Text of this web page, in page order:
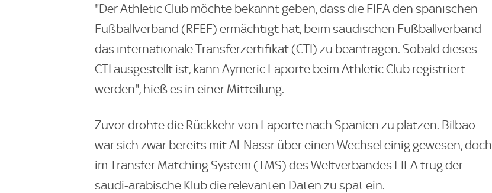
"Der Athletic Club möchte bekannt geben, dass die FIFA den spanischen
Fußballverband (RFEF) ermächtigt hat, beim saudischen Fußballverband
das internationale Transferzertifikat (CTI) zu beantragen. Sobald dieses
CTI ausgestellt ist, kann Aymeric Laporte beim Athletic Club registriert
werden", hieß es in einer Mitteilung.
Zuvor drohte die Rückkehr von Laporte nach Spanien zu platzen. Bilbao
war sich zwar bereits mit Al-Nassr über einen Wechsel einig gewesen, doch
im Transfer Matching System (TMS) des Weltverbandes FIFA trug der
saudi-arabische Klub die relevanten Daten zu spät ein.